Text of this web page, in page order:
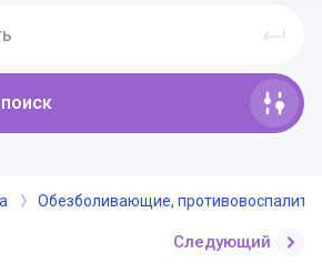
Обезболивающие,
Следующий